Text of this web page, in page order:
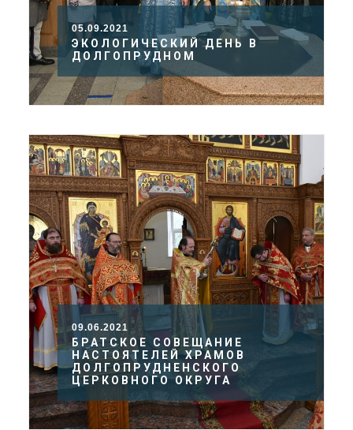
05.09.2021
ЭКОЛОГИЧЕСКИЙ ДЕНЬ В
ДОЛГОПРУДНОМ
09.06.2021
БРАТСКОЕ СОВЕЩАНИЕ
НАСТОЯТЕЛЕЙ ХРАМОВ
ДОЛГОПРУДНЕНСКОГО
ЦЕРКОВНОГО ОКРУГА